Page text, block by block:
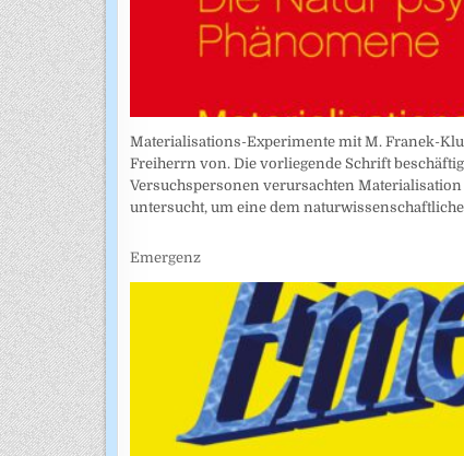
Materialisations-Experimente mit M. Franek-
Freiherrn von. Die vorliegende Schrift
Versuchspersonen verursachten
untersucht, um eine dem
Emergenz